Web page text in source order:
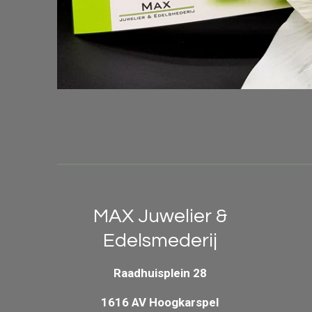
MAX Juwelier &
Edelsmederij
Raadhuisplein 28
1616 AV Hoogkarspel